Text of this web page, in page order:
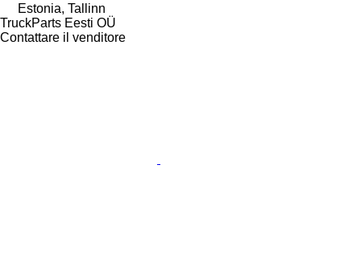
Estonia, Tallinn
TruckParts Eesti OÜ
Contattare il venditore